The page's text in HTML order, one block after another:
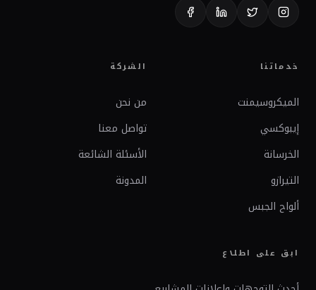
خدماتنا
الميكروسيمنت
إيبوكسي
الخرسانة
التيرازو
ألواح الجبس
الشركة
من نحن
تواصل معنا
الأسئلة الشائعة
المدونة
ابق على اطلاع